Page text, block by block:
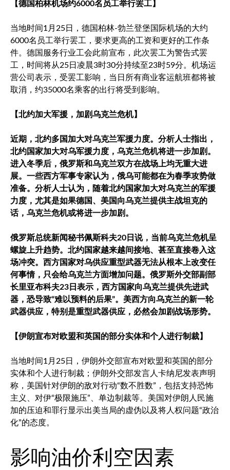
【德国柏林机场约6000名员工举行罢工】
当地时间1月25日，德国柏林-勃兰登堡国际机场的大约
6000名员工举行罢工，要求更高的工资和更好的工作条
件。德国服务行业工会此前宣布，此次罢工为警告式罢
工，时间将从25日凌晨3时30分持续至23时59分。机场运
营公司表示，受罢工影响，当日所有商业客运航班都将被
取消，约35000名乘客的出行将受到影响。
【北约加大军援，加剧乌克兰危机】
近期，北约多国加大对乌克兰军援力度。分析人士指出，
北约国家加大对乌军援力度，乌克兰危机将进一步加剧。
进入冬季后，俄罗斯和乌克兰双方在战场上均无重大进
展。一些西方军事专家认为，俄乌可能都在为春季攻势做
准备。分析人士认为，随着北约国家加大对乌克兰的军援
力度，尤其是如果德国、美国向乌克兰提供主战坦克的
话，乌克兰危机或将进一步加剧。
俄罗斯总统新闻秘书佩斯科夫20日说，当前乌克兰危机呈
螺旋上升趋势。北约国家越来越间接地、甚至直接卷入这
场冲突。西方国家对乌供应重型武器无法从根本上改变任
何事情，只会给乌克兰方面增加问题。俄罗斯外交部副部
长里亚布科夫23日表示，西方国家向乌克兰提供先进武
器，恐导致“难以预料的后果”。美西方向乌克兰的新一轮
武器供应，特别是重型武器供应，必然会加剧战场形势。
【伊朗宣布对欧盟和英国的部分实体和个人进行制裁】
当地时间1月25日，伊朗外交部宣布对欧盟和英国的部分
实体和个人进行制裁；伊朗外交部发言人卡纳尼发表声明
称，美国针对伊朗的敌对行动“数不胜数”，包括支持恐怖
主义、对伊“极限施压”、单边制裁等。美国对伊朗人民施
加的压迫和罪行显示出美当局的虚伪以及将人权问题“政治
化”的态度。
影响油价利空因素